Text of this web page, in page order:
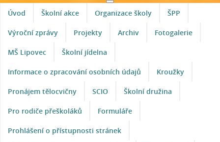
Úvod Školní akce Organizace školy ŠPP
Výroční zprávy Projekty Archiv Fotogalerie
MŠ Lipovec Školní jídelna
Informace o zpracování osobních údajů Kroužky
Pronájem tělocvičny SCIO Školní družina
Pro rodiče přeškoláků Formuláře
Prohlášení o přístupnosti stránek